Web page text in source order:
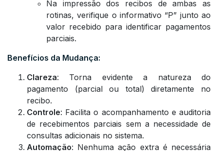
Na impressão dos recibos de ambas as
rotinas, verifique o informativo “P” junto ao
valor recebido para identificar pagamentos
parciais.
Benefícios da Mudança:
Clareza: Torna evidente a natureza do
pagamento (parcial ou total) diretamente no
recibo.
Controle: Facilita o acompanhamento e auditoria
de recebimentos parciais sem a necessidade de
consultas adicionais no sistema.
Automação: Nenhuma ação extra é necessária